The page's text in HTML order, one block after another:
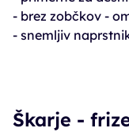
- brez zobčkov -
- snemljiv
Škarje -